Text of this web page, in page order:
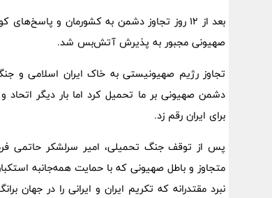
بعد از ۱۲ روز تجاوز دشمن به کشورمان و
صهیونی مجبور به پذیرش آتش‌بس شد.
دشمن صهیونی بر ما تحمیل کرد اما بار دیگر
برای ایران رقم زد.
پس از توقف جنگ تحمیلی، امیر سرلشکر حاتمی
نبرد مقتدرانه‌ که تکریم ایران و ایرانی را در جهان